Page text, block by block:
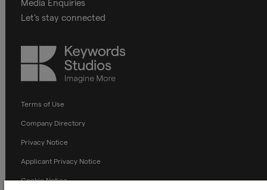
Media Enquiries
Let's stay connected
Keywords
Studios
Terms of Use
Company Directory
Privacy Notice
Applicant Privacy Notice
Cookie Notice